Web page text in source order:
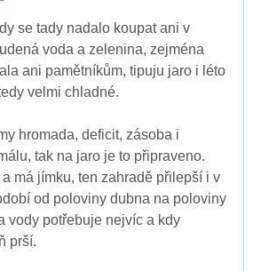
se tady nadalo koupat ani v
voda a zelenina, zejména
ani pamětníkům, tipuju jaro i léto
velmi chladné.
hromada, deficit, zásoba i
tak na jaro je to připraveno.
má jímku, ten zahradě přilepší i v
od poloviny dubna na poloviny
vody potřebuje nejvíc a kdy
prší.